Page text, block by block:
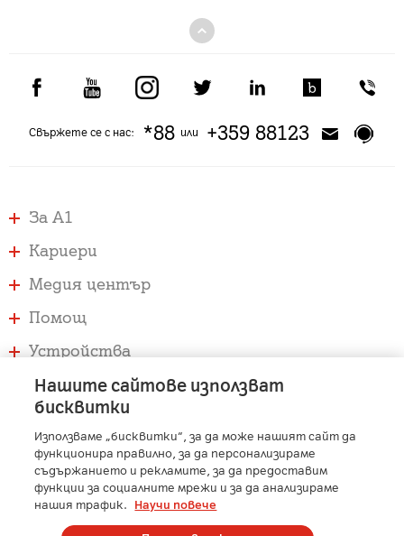
Свържете се с нас: *88или +359 88123
За А1
Кариери
Медия център
Помощ
Устройства
Услуги
A1 Austria - A1 Croatia - A1 Serbia - A1 Belarus
A1 Bulgaria
- A1 Macedonia - A1 Slovenia
A1 Digital
- Member of A1 Group
Нашите сайтове използват
бисквитки
Използваме „бисквитки“, за да може нашият сайт да
функционира правилно, за да персонализираме
съдържанието и рекламите, за да предоставим
функции за социалните мрежи и за да анализираме
нашия трафик.
Научи повече